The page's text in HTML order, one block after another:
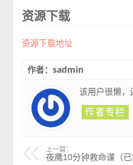
资源下载
资源下载地址
作者：sadmin
该用户很懒，
上一篇：
夜鹰10分钟救命课（